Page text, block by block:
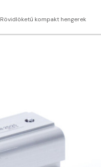
Rövidlöketű kompakt hengerek